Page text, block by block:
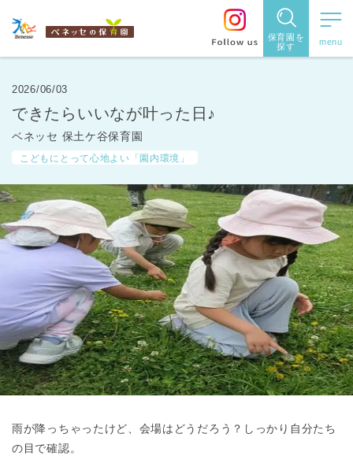
保育園を
探す
保育園を探す
住所・駅
名から探
す
都道府県
から探す
東京都
東京都 全域
2026/06/03
できたらいいなが叶った日♪
ベネッセ 保土ケ谷保育園
こどもにとって心地よい「園内環境」
雨が降っちゃったけど、会場はどうだろう？しっかり自分たち
の目で確認。